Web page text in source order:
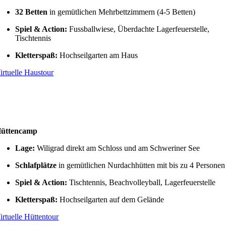
32 Betten in gemütlichen Mehrbettzimmern (4-5 Betten)
Spiel & Action: Fussballwiese, Überdachte Lagerfeuerstelle,
Tischtennis
Kletterspaß: Hochseilgarten am Haus
Haustour
Lage:Wiligrad direkt am Schloss und am Schweriner See
Schlafplätze in gemütlichen Nurdachhütten mit bis zu 4 Personen
Spiel & Action: Tischtennis, Beachvolleyball, Lagerfeuerstelle
Kletterspaß: Hochseilgarten auf dem Gelände
Hüttentour